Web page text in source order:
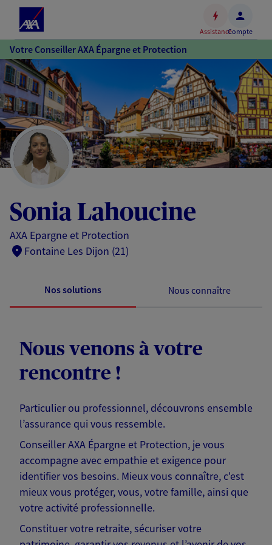
Accéder
au
principal
Accéder
au
pied
de
page
AssistanceCompte
Votre Conseiller AXA Épargne et Protection
Sonia Lahoucine
AXA Epargne et Protection
Fontaine Les Dijon (21)
Nos solutions Nous connaître
Nous venons à votre
rencontre !
Particulier ou professionnel, découvrons ensemble
l’assurance qui vous ressemble.
Conseiller AXA Épargne et Protection, je vous
accompagne avec empathie et exigence pour
identifier vos besoins. Mieux vous connaître, c'est
mieux vous protéger, vous, votre famille, ainsi que
votre activité professionnelle.
Constituer votre retraite, sécuriser votre